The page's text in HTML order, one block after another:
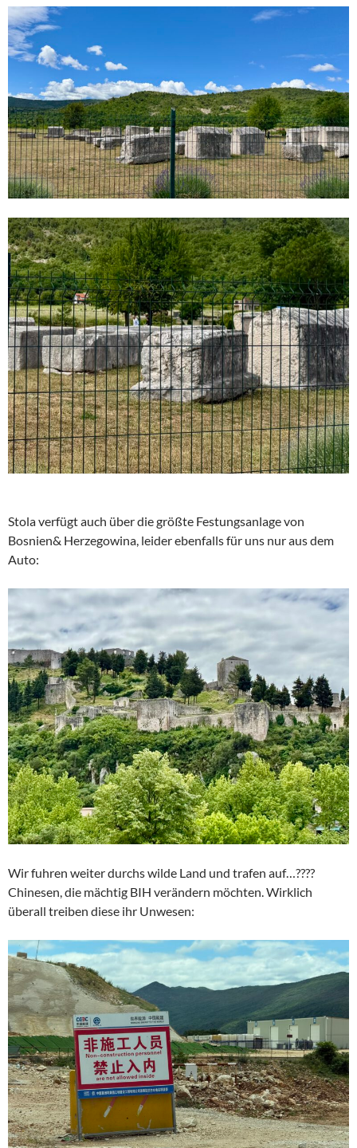
Stola verfügt auch über die größte Festungsanlage von
Bosnien& Herzegowina, leider ebenfalls für uns nur aus dem
Auto:
Wir fuhren weiter durchs wilde Land und trafen auf…????
Chinesen, die mächtig BIH verändern möchten. Wirklich
überall treiben diese ihr Unwesen: